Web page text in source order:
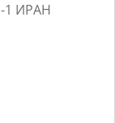
1 ИРАН